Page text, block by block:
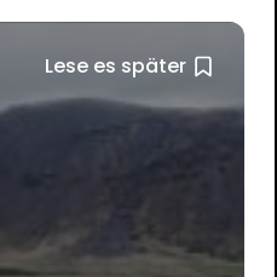
Lese es später